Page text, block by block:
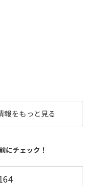
報をもっと見る
にチェック！